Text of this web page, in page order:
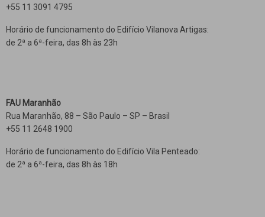
+55 11 3091 4795
Horário de funcionamento do Edifício Vilanova Artigas:
de 2ª a 6ª-feira, das 8h às 23h
FAU Maranhão
Rua Maranhão, 88 – São Paulo – SP – Brasil
+55 11 2648 1900
Horário de funcionamento do Edifício Vila Penteado:
de 2ª a 6ª-feira, das 8h às 18h